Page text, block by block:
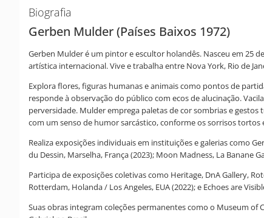
Biografia
Gerben Mulder (Países Baixos 1972)
Gerben Mulder é um pintor e escultor holandês. Nasceu em 25
artística internacional. Vive e trabalha entre Nova York, Rio de
Explora flores, figuras humanas e animais como pontos de
responde à observação do público com ecos de alucinação.
perversidade. Mulder emprega paletas de cor sombrias e
com um senso de humor sarcástico, conforme os sorrisos
Realiza exposições individuais em instituições e galerias como
du Dessin, Marselha, França (2023); Moon Madness, La Banane
Participa de exposições coletivas como Heritage, DnA Gallery,
Rotterdam, Holanda / Los Angeles, EUA (2022); e Echoes are
Suas obras integram coleções permanentes como o Museum of